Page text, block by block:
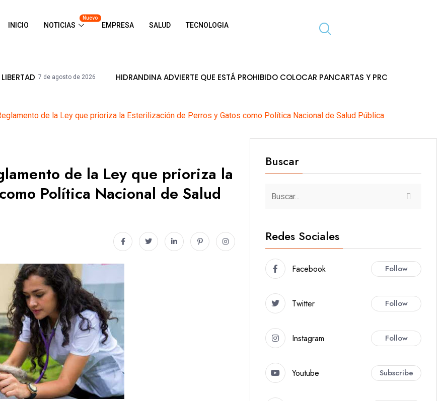
INICIO NOTICIAS
Nuevo
EMPRESA SALUD TECNOLOGIA
agosto de 2026 HIDRANDINA ADVIERTE QUE ESTÁ PROHIBIDO COLOCAR PANCARTAS Y PROPAGANDA EN POSTES DE
de la Ley que prioriza la Esterilización de Perros y Gatos como Política Nacional de Salud Pública
de la Ley que prioriza la
Política Nacional de Salud
Buscar
Redes Sociales
Facebook Follow
Twitter Follow
Instagram Follow
Youtube Subscribe